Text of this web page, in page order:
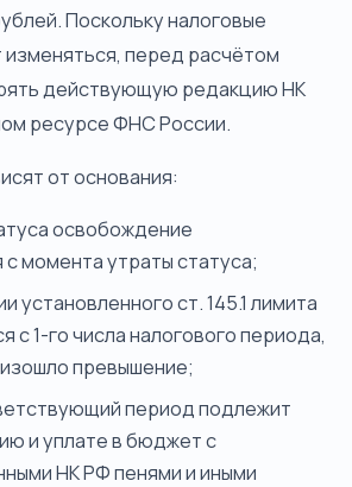
Поскольку налоговые
перед расчётом
действующую редакцию НК
ресурсе ФНС России.
от основания:
освобождение
момента утраты статуса;
установленного ст. 145.1 лимита
с 1-го числа налогового периода,
превышение;
период подлежит
и уплате в бюджет с
НК РФ пенями и иными